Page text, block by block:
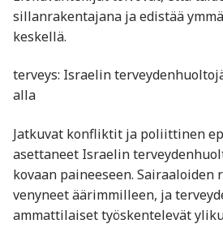
sillanrakentajana ja edistää
keskellä.
terveys: Israelin
alla
Jatkuvat konfliktit ja poliittinen
asettaneet Israelin
kovaan paineeseen. Sairaaloiden
venyneet äärimmilleen, ja
ammattilaiset työskentelevät